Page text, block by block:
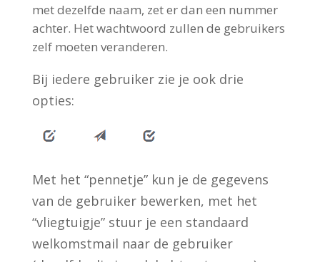
met dezelfde naam, zet er dan een nummer
achter. Het wachtwoord zullen de gebruikers
zelf moeten veranderen.
Bij iedere gebruiker zie je ook drie
opties:
Met het “pennetje” kun je de gegevens
van de gebruiker bewerken, met het
“vliegtuigje” stuur je een standaard
welkomstmail naar de gebruiker